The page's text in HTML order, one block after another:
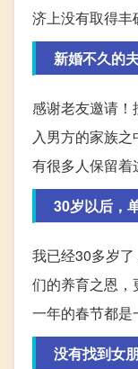
济上没有取得丰
新婚不久的
感谢老友邀请
入男方的家族
有很多人保留着
30岁以后，
我已经30多岁
们的养育之恩
一年的春节都是
没有找到女